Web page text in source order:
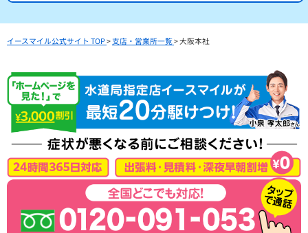
イースマイル公式サイト TOP> 支店・営業所一覧>大阪本社